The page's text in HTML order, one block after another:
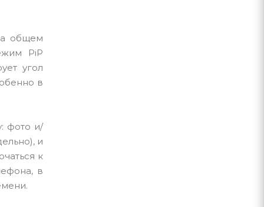
общем
PiP
угол
в
фото и/
и
к
в